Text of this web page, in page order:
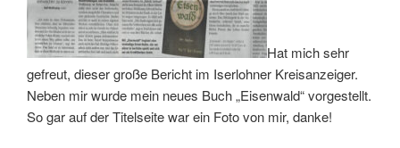
Hat mich sehr
gefreut, dieser große Bericht im Iserlohner Kreisanzeiger.
Neben mir wurde mein neues Buch „Eisenwald“ vorgestellt.
So gar auf der Titelseite war ein Foto von mir, danke!